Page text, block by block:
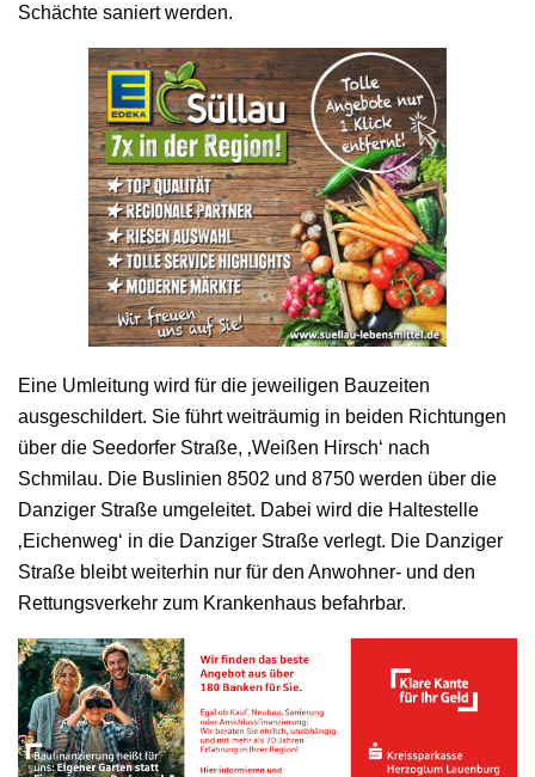
Schächte saniert werden.
Eine Umleitung wird für die jeweiligen Bauzeiten
ausgeschildert. Sie führt weiträumig in beiden Richtungen
über die Seedorfer Straße, ‚Weißen Hirsch‘ nach
Schmilau. Die Buslinien 8502 und 8750 werden über die
Danziger Straße umgeleitet. Dabei wird die Haltestelle
‚Eichenweg‘ in die Danziger Straße verlegt. Die Danziger
Straße bleibt weiterhin nur für den Anwohner- und den
Rettungsverkehr zum Krankenhaus befahrbar.